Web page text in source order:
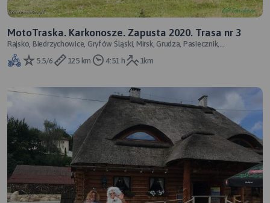
MotoTraska. Karkonosze. Zapusta 2020. Trasa nr 3
Rajsko, Biedrzychowice, Gryfów Śląski, Mirsk, Grudza, Pasiecznik,
Maciejowiec, Pilchowice, Siedlęci
5.5/6
125 km 4:51 h 1km